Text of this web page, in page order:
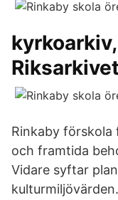
Rinkaby
och framtida
Vidare syftar